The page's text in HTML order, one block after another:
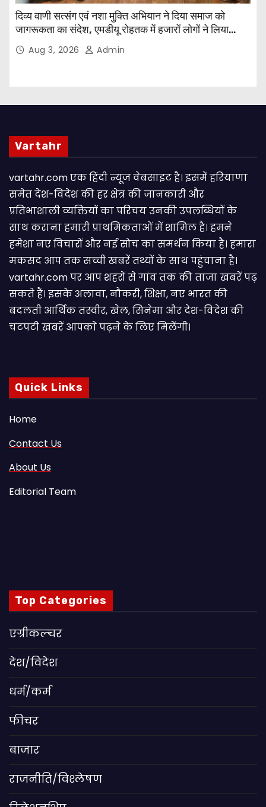
दिव्य वाणी सत्संग एवं नशा मुक्ति अभियान ने दिया समाज को
जागरूकता का संदेश, एमडीयू रोहतक में हजारों लोगों ने लिया
संकल्पAug 3, 2026 Admin
Vartahr
vartahr.com एक हिंदी न्यूज वेबसाइट है। इसमें हरियाणा
समेत देश-विदेश की हर क्षेत्र की जानकारी और
प्रतिभाशाली व्यक्तियों का परिचय उनकी उपलब्धियों के
साथ कराना हमारी प्राथमिकताओं में शामिल है। हमने
हमेशा नए विचारों और नई सोच का समर्थन किया है। हमारा
मकसद आप तक सच्ची खबरें तथ्यों के साथ पहुंचाना है।
vartahr.com पर आप शहरों से गांव तक की ताजा खबरें पढ़
सकते हैं। इसके अलावा, नौकरी, शिक्षा, नए भारत की
बदलती आर्थिक तस्वीर, खेल, सिनेमा और देश-विदेश की
चटपटी खबरें आपकाे पढ़ने के लिए मिलेंगी।
Quick Links
Home
Contact Us
About Us
Editorial Team
Top Categories
एग्रीकल्चर
देश/विदेश
धर्म/कर्म
फीचर
बाजार
राजनीति/विश्लेषण